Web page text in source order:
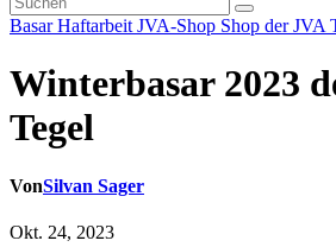
BasarHaftarbeit JVA-Shop Shop der JVA
Winterbasar 2023
Tegel
VonSilvan Sager
Okt. 24, 2023